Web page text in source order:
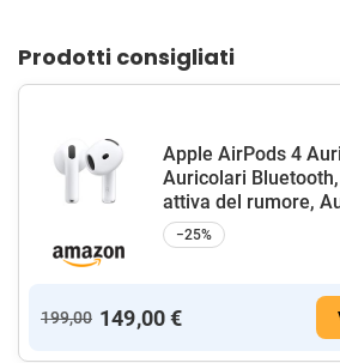
Prodotti consigliati
Apple AirPods 4
Auricolari
attiva del rumore,
−25%
199,00 149,00 €